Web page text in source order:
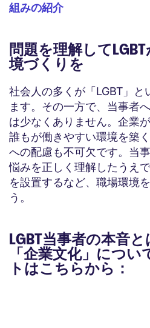
組みの紹介
問題を理解して
境づくりを
社会人の多くが「LGBT」と
ます。その一方で、当事者
は少なくありません。企業
誰もが働きやすい環境を築
への配慮も不可欠です。当
悩みを正しく理解したうえ
を設置するなど、職場環境
う。
LGBT当事者の本音と
「企業文化」につ
トはこちらから：